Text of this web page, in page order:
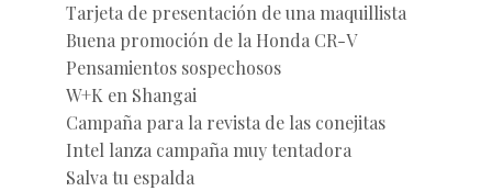
Tarjeta de presentación de una maquillista
Buena promoción de la Honda CR-V
Pensamientos sospechosos
W+K en Shangai
Campaña para la revista de las conejitas
Intel lanza campaña muy tentadora
Salva tu espalda